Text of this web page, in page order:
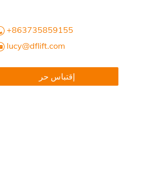
+863735859155
lucy@dflift.com
إقتباس حر